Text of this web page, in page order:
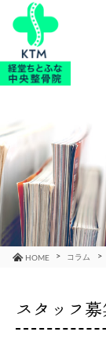
HOME コラム
スタッフ募
当院のご紹
お知らせ
ブログ
コラム